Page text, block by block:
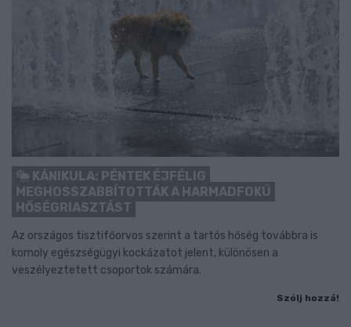
KÁNIKULA: PÉNTEK ÉJFÉLIG
MEGHOSSZABBÍTOTTÁK A HARMADFOKÚ
HŐSÉGRIASZTÁST
Az országos tisztifőorvos szerint a tartós hőség továbbra is
komoly egészségügyi kockázatot jelent, különösen a
veszélyeztetett csoportok számára.
Szólj hozzá!